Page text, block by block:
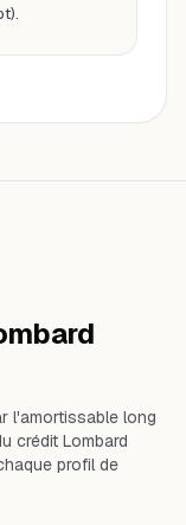
l'amortissable long
crédit Lombard
profil de